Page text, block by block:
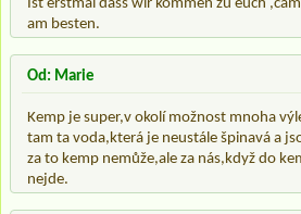
Ist erstmal dass wir kommen zu euch
am besten.
Od: Marie
Kemp je super,v okolí možnost mnoha
tam ta voda,která je neustále špinavá a
za to kemp nemůže,ale za nás,když do
nejde.